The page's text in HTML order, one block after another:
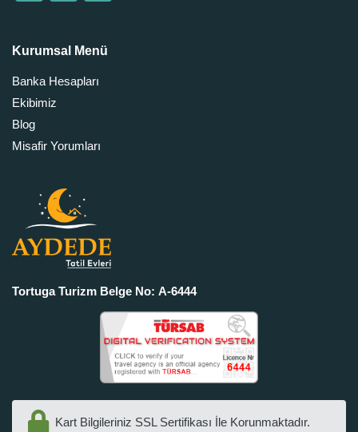
Kurumsal Menü
Banka Hesapları
Ekibimiz
Blog
Misafir Yorumları
Tortuga Turizm Belge No: A-6444
Kart Bilgileriniz SSL Sertifikası İle Korunmaktadır.